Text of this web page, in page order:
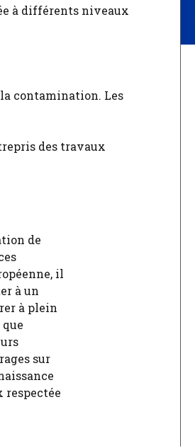
à différents niveaux
la contamination. Les
des travaux
de
il
à un
à plein
sur
respectée